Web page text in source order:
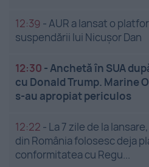
12:39 - AUR a lansat o
suspendării lui Nicușor Dan
12:30 - Anchetă în SUA
cu Donald Trump. Marine
s-au apropiat periculos
12:22 - La 7 zile de la
din România folosesc deja
conformitatea cu Regu...